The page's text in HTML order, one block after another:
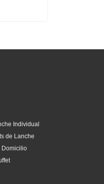
Individual
de Lanche
Domicilio